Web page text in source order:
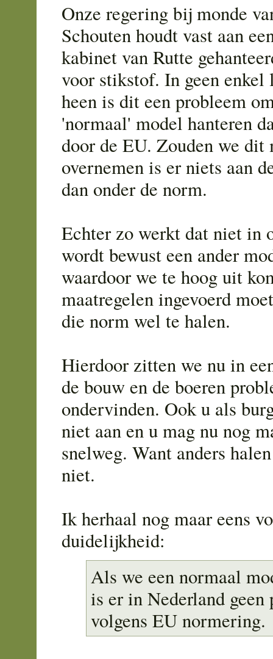
Onze regering bij monde
Schouten houdt vast aan
kabinet van Rutte
voor stikstof. In geen enkel
heen is dit een probleem
'normaal' model hanteren
door de EU. Zouden we dit
overnemen is er niets aan
dan onder de norm.
Echter zo werkt dat niet in
wordt bewust een ander
waardoor we te hoog uit
maatregelen ingevoerd
die norm wel te halen.
Hierdoor zitten we nu in
de bouw en de boeren
ondervinden. Ook u als
niet aan en u mag nu nog
snelweg. Want anders
niet.
Ik herhaal nog maar eens
duidelijkheid:
Als we een normaal
is er in Nederland geen
volgens EU normering.